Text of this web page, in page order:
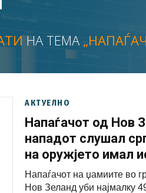
НА ТЕМА
АКТУЕЛНО
Напаѓачот од Нов
нападот слушал
на оружјето имал
имиња на српски
Напаѓачот на џамиите во
Нов Зеланд уби најмалку